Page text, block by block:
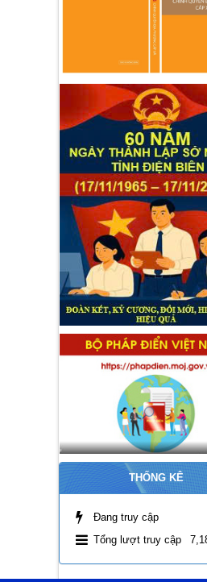
THỐNG KÊ
Đang truy cập
Tổng lượt truy cập